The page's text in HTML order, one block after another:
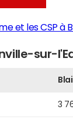
et les CSP à
sur-
3